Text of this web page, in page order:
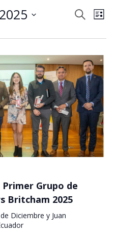
Events
and
Views
Search
List
Grupo de
Britcham 2025
Diciembre y Juan